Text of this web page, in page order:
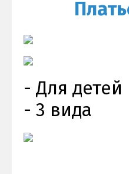
- Для детей
- 3 вида